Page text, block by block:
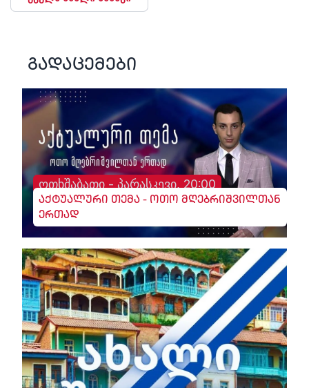
გადაცემები
ოთხშაბათი - პარასკევი, 20:00
აქტუალური თემა - ოთო მღებრიშვილთან
ერთად